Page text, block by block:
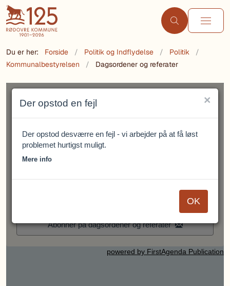
Du er her: Forside Politik og Indflydelse
Politik
Kommunalbestyrelsen
Dagsordener og referater